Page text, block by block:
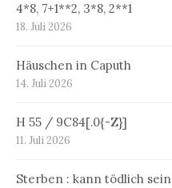
4*8, 7+1**2, 3*8, 2**1
18. Juli 2026
Häuschen in Caputh
14. Juli 2026
H 55 / 9C84[.0{-Z}]
11. Juli 2026
Sterben : kann tödlich sein